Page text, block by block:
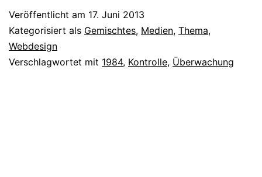
will
nicht
Veröffentlicht am 17. Juni 2013
Kategorisiert als Gemischtes, Medien, Thema,
Webdesign
Verschlagwortet mit 1984, Kontrolle, Überwachung